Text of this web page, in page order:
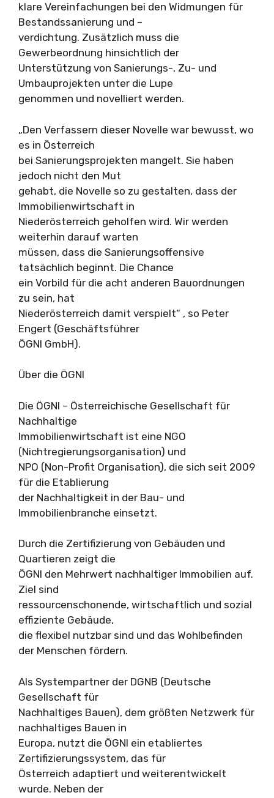
klare Vereinfachungen bei den Widmungen für
Bestandssanierung und –
verdichtung. Zusätzlich muss die
Gewerbeordnung hinsichtlich der
Unterstützung von Sanierungs-, Zu- und
Umbauprojekten unter die Lupe
genommen und novelliert werden.
„Den Verfassern dieser Novelle war bewusst, wo
es in Österreich
bei Sanierungsprojekten mangelt. Sie haben
jedoch nicht den Mut
gehabt, die Novelle so zu gestalten, dass der
Immobilienwirtschaft in
Niederösterreich geholfen wird. Wir werden
weiterhin darauf warten
müssen, dass die Sanierungsoffensive
tatsächlich beginnt. Die Chance
ein Vorbild für die acht anderen Bauordnungen
zu sein, hat
Niederösterreich damit verspielt“ , so Peter
Engert (Geschäftsführer
ÖGNI GmbH).
Über die ÖGNI
Die ÖGNI – Österreichische Gesellschaft für
Nachhaltige
Immobilienwirtschaft ist eine NGO
(Nichtregierungsorganisation) und
NPO (Non-Profit Organisation), die sich seit 2009
für die Etablierung
der Nachhaltigkeit in der Bau- und
Immobilienbranche einsetzt.
Durch die Zertifizierung von Gebäuden und
Quartieren zeigt die
ÖGNI den Mehrwert nachhaltiger Immobilien auf.
Ziel sind
ressourcenschonende, wirtschaftlich und sozial
effiziente Gebäude,
die flexibel nutzbar sind und das Wohlbefinden
der Menschen fördern.
Als Systempartner der DGNB (Deutsche
Gesellschaft für
Nachhaltiges Bauen), dem größten Netzwerk für
nachhaltiges Bauen in
Europa, nutzt die ÖGNI ein etabliertes
Zertifizierungssystem, das für
Österreich adaptiert und weiterentwickelt
wurde. Neben der